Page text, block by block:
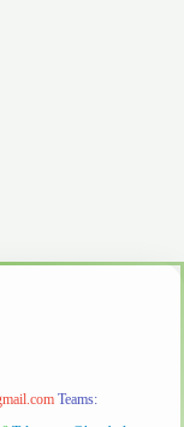
Teams: